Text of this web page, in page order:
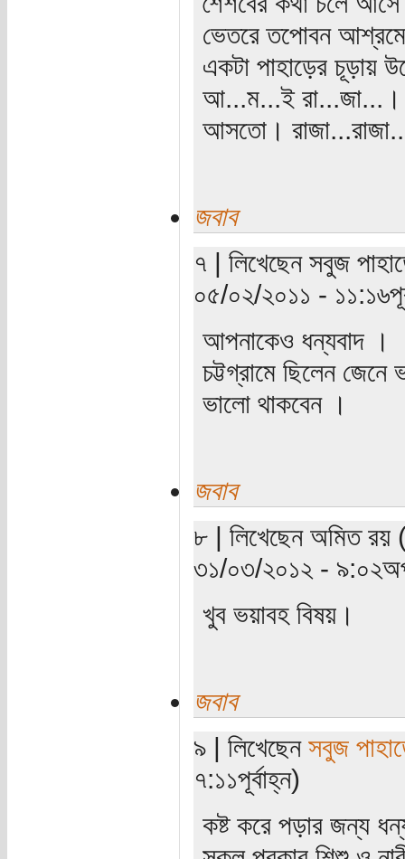
ভেতরে তপোবন আশ্রমে
একটা পাহাড়ের চূড়ায়
আ...ম...ই রা...জা...।
আসতো।
জবাব
৭ | লিখেছেন সবুজ
০৫/০২/২০১১ -
আপনাকেও ধন্যবাদ ।
চট্টগ্রামে ছিলেন
ভালো থাকবেন ।
জবাব
৮ | লিখেছেন অমিত রয়
৩১/০৩/২০১২ -
খুব ভয়াবহ বিষয়।
জবাব
৯ | লিখেছেন সবুজ
৭:১১পূর্বাহ্ন)
কষ্ট করে পড়ার জন্য